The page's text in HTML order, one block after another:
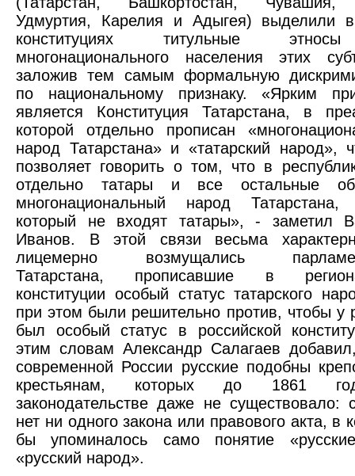
Удмуртия, Карелия и Адыгея) выделили
конституциях титульные
многонационального населения этих
заложив тем самым формальную
по национальному признаку. «Ярким
является Конституция Татарстана, в
которой отдельно прописан
народ Татарстана» и «татарский народ»,
позволяет говорить о том, что в
отдельно татары и все остальные
многонациональный народ
который не входят татары», - заметил
Иванов. В этой связи весьма
лицемерно возмущались
Татарстана, прописавшие в
конституции особый статус татарского
при этом были решительно против, чтобы у
был особый статус в российской
этим словам Александр Салагаев
современной России русские подобны
крестьянам, которых до 1861
законодательстве даже не существовало:
нет ни одного закона или правового акта, в
бы упоминалось само понятие
«русский народ».